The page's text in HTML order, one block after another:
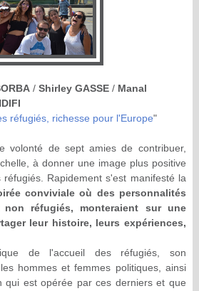
/ Shirley GASSE/ Manal
réfugiés, richesse pour l'Europe"
volonté de sept amies de contribuer,
à donner une image plus positive
Rapidement s'est manifesté la
conviviale où des personnalités
réfugiés, monteraient sur une
leur histoire, leurs expériences,
de l'accueil des réfugiés, son
hommes et femmes politiques, ainsi
qui est opérée par ces derniers et que